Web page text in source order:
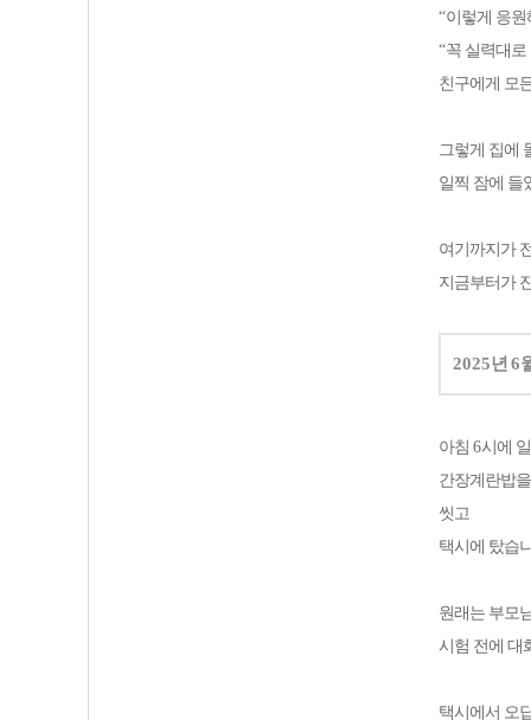
“이렇게 응
“꼭 실력대로
친구에게 모
그렇게 집에
일찍 잠에 들
여기까지가
지금부터가
2025년 6
아침 6시에
간장계란밥
씻고
택시에 탔습
원래는 부모
시험 전에 대
택시에서 오